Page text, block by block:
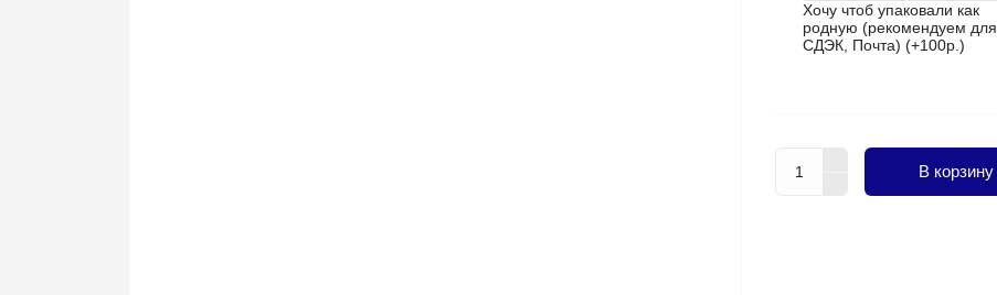
Хочу чтоб упаковали как
родную (рекомендуем для
СДЭК, Почта) (+100р.)
В корзину